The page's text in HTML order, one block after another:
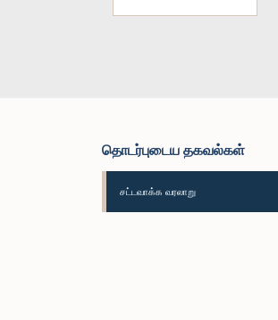
தொடர்புடைய தகவல்கள்
சட்டவாக்க வரலாறு